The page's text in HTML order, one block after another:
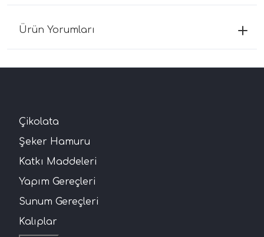
Ürün Yorumları
Çikolata
Şeker Hamuru
Katkı Maddeleri
Yapım Gereçleri
Sunum Gereçleri
Kalıplar